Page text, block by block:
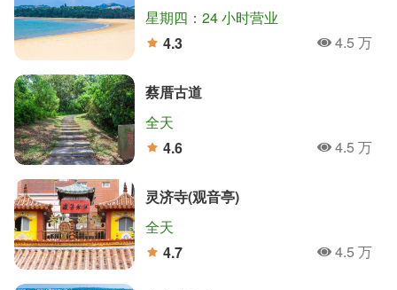
星期四：24 小时营业
4.3
人氣4.5 万
蔡厝古道
全天
4.6
人氣4.5 万
灵济寺(观音亭)
全天
4.7
人氣4.5 万